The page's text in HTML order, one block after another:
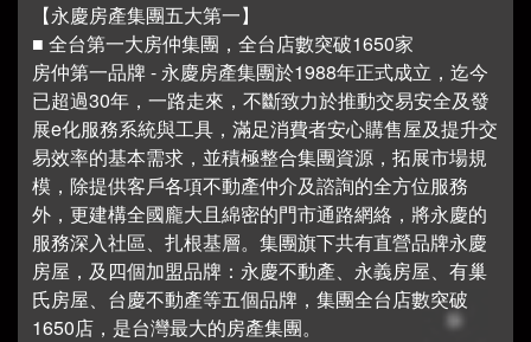
【永慶房產集團五大第一】
■ 全台第一大房仲集團，全台店數突破1650家
房仲第一品牌 - 永慶房產集團於1988年正式成立，迄今
已超過30年，一路走來，不斷致力於推動交易安全及發
展e化服務系統與工具，滿足消費者安心購售屋及提升交
易效率的基本需求，並積極整合集團資源，拓展市場規
模，除提供客戶各項不動產仲介及諮詢的全方位服務
外，更建構全國龐大且綿密的門市通路網絡，將永慶的
服務深入社區、扎根基層。集團旗下共有直營品牌永慶
房屋，及四個加盟品牌：永慶不動產、永義房屋、有巢
氏房屋、台慶不動產等五個品牌，集團全台店數突破
1650店，是台灣最大的房產集團。